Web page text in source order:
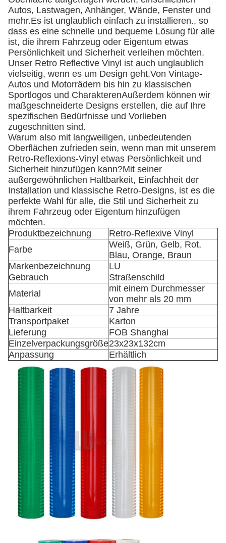
Autos, Lastwagen, Anhänger, Wände, Fenster und
mehr.Es ist unglaublich einfach zu installieren., so
dass es eine schnelle und bequeme Lösung für alle
ist, die ihrem Fahrzeug oder Eigentum etwas
Persönlichkeit und Sicherheit verleihen möchten.
Unser Retro Reflective Vinyl ist auch unglaublich
vielseitig, wenn es um Design geht.Von Vintage-
Autos und Motorrädern bis hin zu klassischen
Sportlogos und CharakterenAußerdem können wir
maßgeschneiderte Designs erstellen, die auf Ihre
spezifischen Bedürfnisse und Vorlieben
zugeschnitten sind.
Warum also mit langweiligen, unbedeutenden
Oberflächen zufrieden sein, wenn man mit unserem
Retro-Reflexions-Vinyl etwas Persönlichkeit und
Sicherheit hinzufügen kann?Mit seiner
außergewöhnlichen Haltbarkeit, Einfachheit der
Installation und klassische Retro-Designs, ist es die
perfekte Wahl für alle, die Stil und Sicherheit zu
ihrem Fahrzeug oder Eigentum hinzufügen
möchten.
Produktbezeichnung
Retro-Reflexive Vinyl
Farbe
Weiß, Grün, Gelb, Rot,
Blau, Orange, Braun
Markenbezeichnung
LU
Gebrauch
Straßenschild
Material
mit einem Durchmesser
von mehr als 20 mm
Haltbarkeit
7 Jahre
Transportpaket
Karton
Lieferung
FOB Shanghai
Einzelverpackungsgröße23x23x132cm
Anpassung
Erhältlich